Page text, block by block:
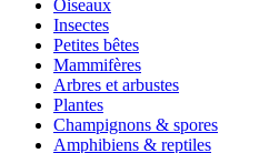
Oiseaux
Insectes
Petites bêtes
Mammifères
Arbres et arbustes
Plantes
Champignons & spores
Amphibiens & reptiles